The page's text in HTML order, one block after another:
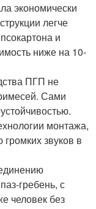
экономически
легче
и
ниже на 10-
ПГП не
Сами
монтажа,
звуков в
гребень, с
человек без